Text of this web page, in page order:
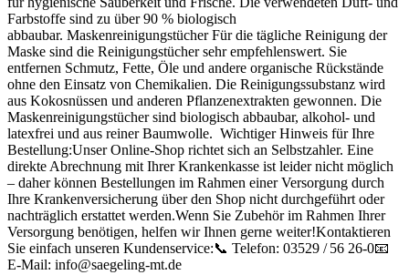
Farbstoffe sind zu über 90 % biologisch
abbaubar. Maskenreinigungstücher Für die tägliche Reinigung der
Maske sind die Reinigungstücher sehr empfehlenswert. Sie
entfernen Schmutz, Fette, Öle und andere organische Rückstände
ohne den Einsatz von Chemikalien. Die Reinigungssubstanz wird
aus Kokosnüssen und anderen Pflanzenextrakten gewonnen. Die
Maskenreinigungstücher sind biologisch abbaubar, alkohol- und
latexfrei und aus reiner Baumwolle. Wichtiger Hinweis für Ihre
Bestellung:Unser Online-Shop richtet sich an Selbstzahler. Eine
direkte Abrechnung mit Ihrer Krankenkasse ist leider nicht möglich
– daher können Bestellungen im Rahmen einer Versorgung durch
Ihre Krankenversicherung über den Shop nicht durchgeführt oder
nachträglich erstattet werden.Wenn Sie Zubehör im Rahmen Ihrer
Versorgung benötigen, helfen wir Ihnen gerne weiter!Kontaktieren
Sie einfach unseren Kundenservice:📞 Telefon: 03529 / 56 26-0📧
E-Mail: info@saegeling-mt.de